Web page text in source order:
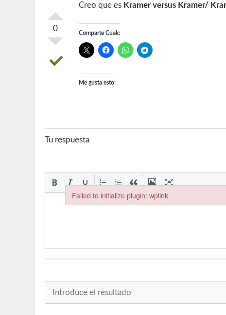
0
Creo que es Kramer versus Kramer/
Comparte Cuak:
Me gusta esto:
Tu respuesta
Failed to initialize plugin: wplink
Failed to initialize plugin: wplink